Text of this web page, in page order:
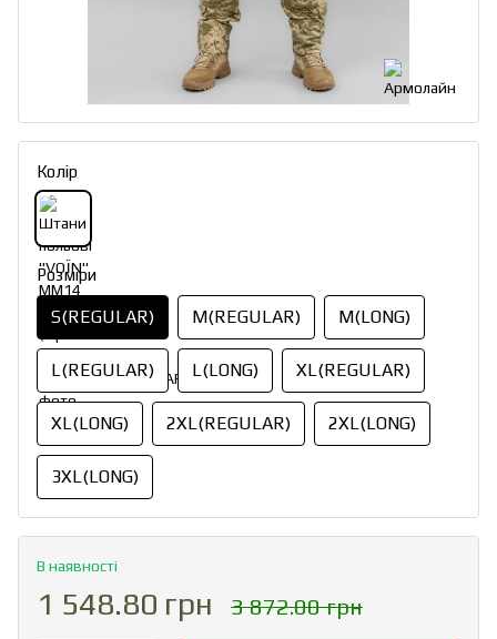
Колір
Розміри
S(REGULAR) M(REGULAR) M(LONG)
L(REGULAR) L(LONG) XL(REGULAR)
XL(LONG) 2XL(REGULAR) 2XL(LONG)
3XL(LONG)
В наявності
1 548.80 грн 3 872.00 грн